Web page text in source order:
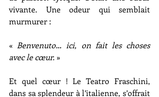
vivante. Une odeur qui semblait
murmurer :
« Benvenuto… ici, on fait les choses
avec le cœur. »
Et quel cœur ! Le Teatro Fraschini,
dans sa splendeur à l’italienne, s’offrait